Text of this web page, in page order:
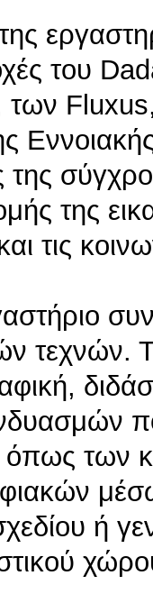
του
των
της
της
τις
τεχνών.
όπως των
ή